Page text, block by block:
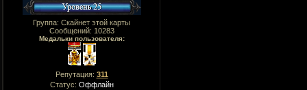
Группа: Скайнет этой карты
Сообщений: 10283
Медальки пользователя:
Репутация: 311
Статус: Оффлайн